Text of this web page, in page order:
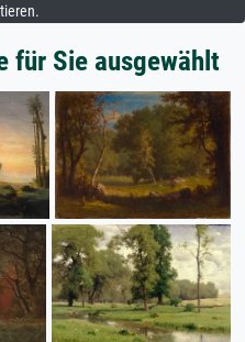
für Sie ausgewählt